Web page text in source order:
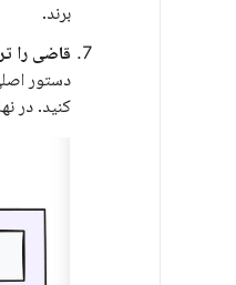
برند.
قاضی را
دستور
کنید. در